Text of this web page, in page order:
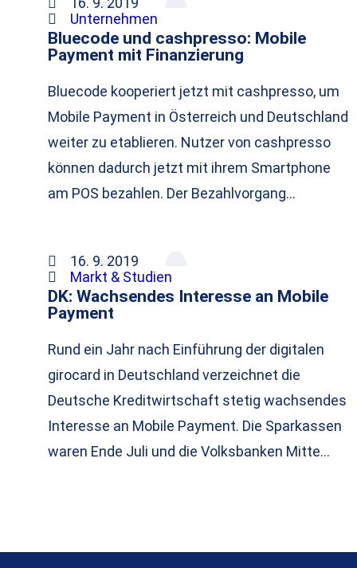
Unternehmen
Bluecode und cashpresso: Mobile
Payment mit Finanzierung
Bluecode kooperiert jetzt mit cashpresso, um
Mobile Payment in Österreich und Deutschland
weiter zu etablieren. Nutzer von cashpresso
können dadurch jetzt mit ihrem Smartphone
am POS bezahlen. Der Bezahlvorgang…
16. 9. 2019
Markt & Studien
DK: Wachsendes Interesse an Mobile
Payment
Rund ein Jahr nach Einführung der digitalen
girocard in Deutschland verzeichnet die
Deutsche Kreditwirtschaft stetig wachsendes
Interesse an Mobile Payment. Die Sparkassen
waren Ende Juli und die Volksbanken Mitte…